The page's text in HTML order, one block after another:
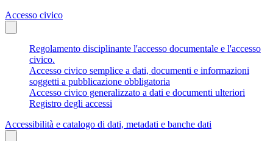
Accesso civico
Regolamento disciplinante l'accesso documentale e l'accesso
civico.
Accesso civico semplice a dati, documenti e informazioni
soggetti a pubblicazione obbligatoria
Accesso civico generalizzato a dati e documenti ulteriori
Registro degli accessi
Accessibilità e catalogo di dati, metadati e banche dati